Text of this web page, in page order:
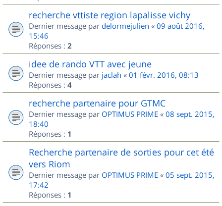
recherche vttiste region lapalisse vichy
Dernier message par delormejulien « 09 août 2016,
15:46
Réponses : 2
idee de rando VTT avec jeune
Dernier message par jaclah « 01 févr. 2016, 08:13
Réponses : 4
recherche partenaire pour GTMC
Dernier message par OPTIMUS PRIME « 08 sept. 2015,
18:40
Réponses : 1
Recherche partenaire de sorties pour cet été
vers Riom
Dernier message par OPTIMUS PRIME « 05 sept. 2015,
17:42
Réponses : 1